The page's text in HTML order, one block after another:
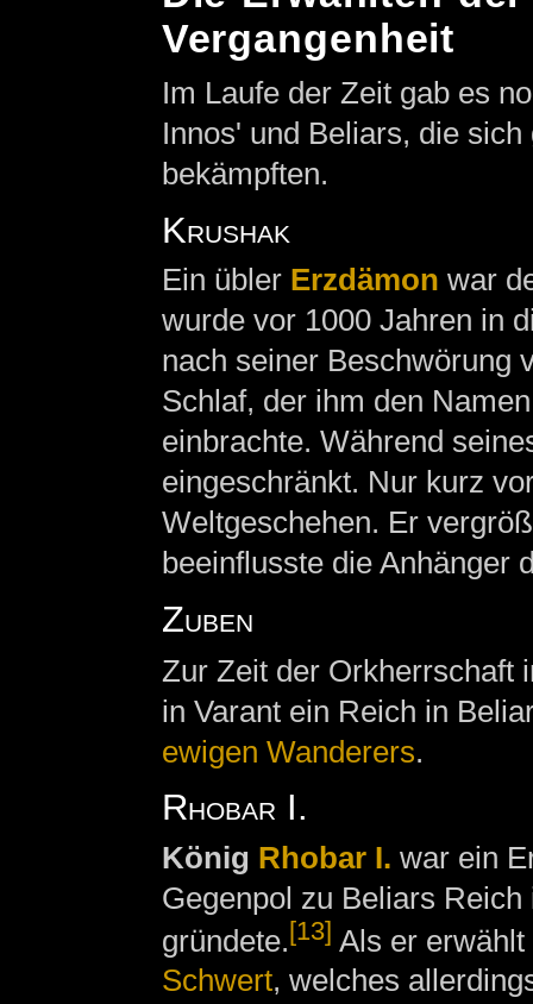
Vergangenheit
Im Laufe der Zeit gab es
Innos' und Beliars, die sich
bekämpften.
Krushak
Ein übler Erzdämon war
wurde vor 1000 Jahren in
nach seiner Beschwörung
Schlaf, der ihm den
einbrachte. Während
eingeschränkt. Nur kurz
Weltgeschehen. Er
beeinflusste die Anhänger
Zuben
Zur Zeit der Orkherrschaft
in Varant ein Reich in
ewigen Wanderers.
Rhobar I.
König Rhobar I. war ein
Gegenpol zu Beliars
gründete.[13] Als er
Schwert, welches